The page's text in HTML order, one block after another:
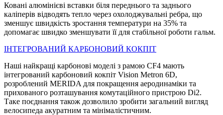
Ковані алюмінієві вставки біля переднього та заднього
каліперів відводять тепло через охолоджувальні ребра, що
зменшує швидкість зростання температури на 35% та
допомагає швидко зменшувати її для стабільної роботи гальм.
IНТЕГРОВАНИЙ КАРБОНОВИЙ КОКПIТ
Наші найкращі карбонові моделі з рамою CF4 мають
інтегрований карбоновий кокпіт Vision Metron 6D,
розроблений MERIDA для покращення аеродинаміки та
прихованого розташування комутаційного пристрою Di2.
Таке поєднання також дозволило зробити загальний вигляд
велосипеда акуратним та мінімалістичним.